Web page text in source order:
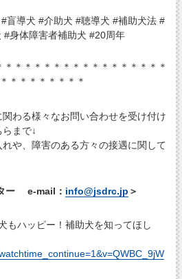
盲導犬 #介助犬 #聴導犬 #補助犬法 #
身体障害者補助犬 #20周年
＊＊＊＊＊＊＊＊＊＊＊＊＊＊＊＊＊
＊＊＊＊＊＊＊＊
わる様々なお問い合わせを受け付け
まで↓
や、障害のある方々の接遇に関して
ー e-mail： info@jsdrc.jp ＞
ハッピー！補助犬を知ってほし